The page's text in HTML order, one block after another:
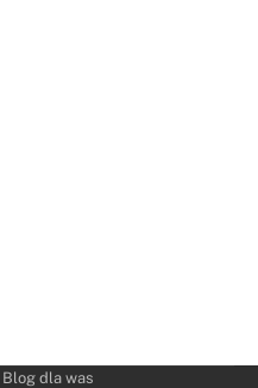
Blog dla was